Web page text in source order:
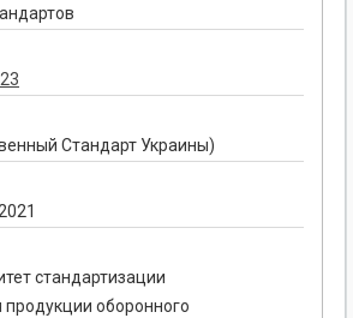
Стандарт Украины)
стандартизации
оборонного